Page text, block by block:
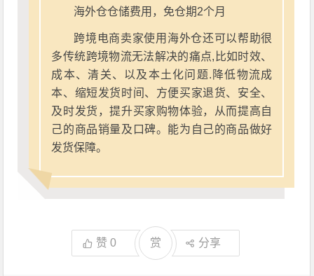
海外仓仓储费用，免仓期2个月
跨境电商卖家使用海外仓还可以帮助很
多传统跨境物流无法解决的痛点,比如时效、
成本、清关、以及本土化问题.降低物流成
本、缩短发货时间、方便买家退货、安全、
及时发货，提升买家购物体验，从而提高自
己的商品销量及口碑。能为自己的商品做好
发货保障。
赞0 赏 分享